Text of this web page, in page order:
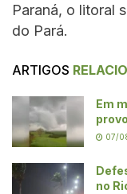
Paraná, o litoral
do Pará.
ARTIGOS
Em
07/
no